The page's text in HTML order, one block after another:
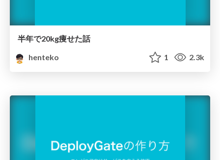
半年で20kg痩せた話
henteko
1 2.3k